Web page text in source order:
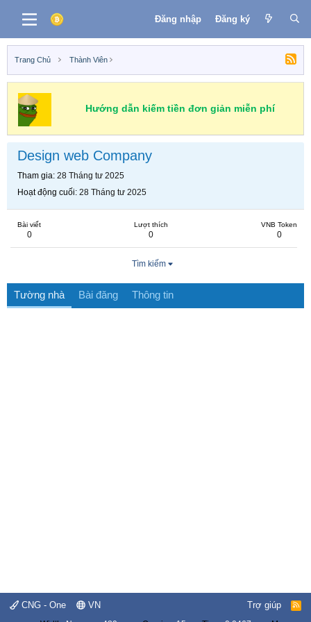
Đăng nhập Đăng ký
Trang Chủ Thành Viên
Hướng dẫn kiếm tiền đơn giản miễn phí
Design web Company
Tham gia 28 Tháng tư 2025
Hoạt động cuối 28 Tháng tư 2025
Bài viết
0
Lượt thích
0
VNB Token
0
Tìm kiếm
Tường nhà Bài đăng Thông tin
CNG - One VN Trợ giúp
R